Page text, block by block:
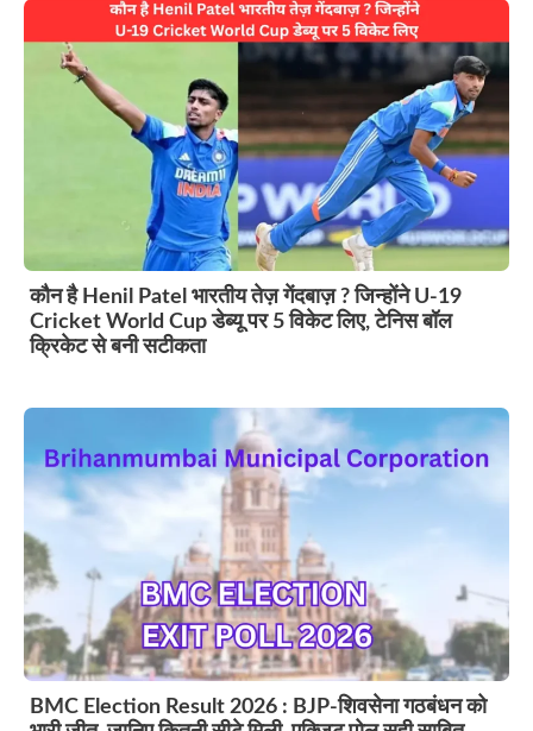
कौन है Henil Patel भारतीय तेज़ गेंदबाज़ ? जिन्होंने U-19
Cricket World Cup डेब्यू पर 5 विकेट लिए, टेनिस बॉल
क्रिकेट से बनी सटीकता
BMC Election Result 2026 : BJP-शिवसेना गठबंधन को